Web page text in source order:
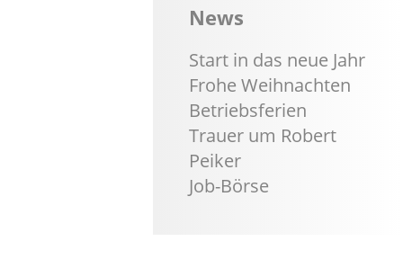
News
Start in das neue Jahr
Frohe Weihnachten
Betriebsferien
Trauer um Robert
Peiker
Job-Börse